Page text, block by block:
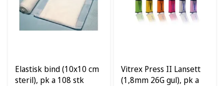
Elastisk bind (10x10 cm
steril), pk a 108 stk
Vitrex Press II Lansett
(1,8mm 26G gul), pk a